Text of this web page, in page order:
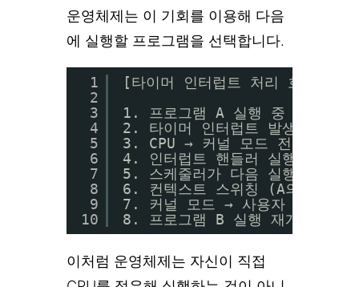
운영체제는 이 기회를 이용해 다음
에 실행할 프로그램을 선택합니다.
1
2
3
4
5
6
7
8
9
10
[타이머 인터럽트 처리 흐름]
1. 프로그램 A 실행 중
2. 타이머 인터럽트 발생 (하드
3. CPU → 커널 모드 전환 (사
4. 인터럽트 핸들러 실행 (운영
5. 스케줄러가 다음 실행할 프로
6. 컨텍스트 스위칭 (A의 상태
7. 커널 모드 → 사용자 모드 전
8. 프로그램 B 실행 재개
이처럼 운영체제는 자신이 직접